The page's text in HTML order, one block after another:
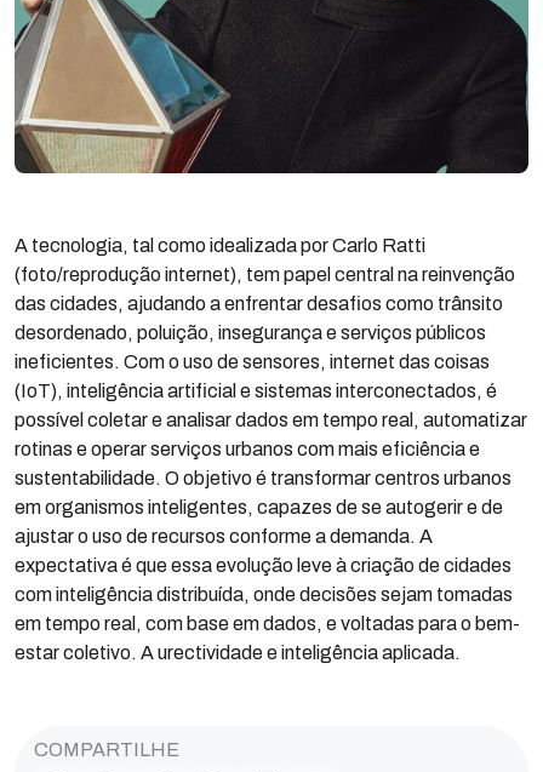
A tecnologia, tal como idealizada por Carlo Ratti
(foto/reprodução internet), tem papel central na reinvenção
das cidades, ajudando a enfrentar desafios como trânsito
desordenado, poluição, insegurança e serviços públicos
ineficientes. Com o uso de sensores, internet das coisas
(IoT), inteligência artificial e sistemas interconectados, é
possível coletar e analisar dados em tempo real, automatizar
rotinas e operar serviços urbanos com mais eficiência e
sustentabilidade. O objetivo é transformar centros urbanos
em organismos inteligentes, capazes de se autogerir e de
ajustar o uso de recursos conforme a demanda. A
expectativa é que essa evolução leve à criação de cidades
com inteligência distribuída, onde decisões sejam tomadas
em tempo real, com base em dados, e voltadas para o bem-
estar coletivo. A urectividade e inteligência aplicada.
COMPARTILHE